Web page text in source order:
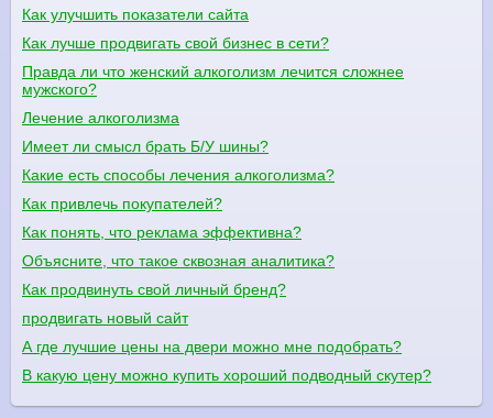
Как улучшить показатели сайта
Как лучше продвигать свой бизнес в сети?
Правда ли что женский алкоголизм лечится сложнее
мужского?
Лечение алкоголизма
Имеет ли смысл брать Б/У шины?
Какие есть способы лечения алкоголизма?
Как привлечь покупателей?
Как понять, что реклама эффективна?
Объясните, что такое сквозная аналитика?
Как продвинуть свой личный бренд?
продвигать новый сайт
А где лучшие цены на двери можно мне подобрать?
В какую цену можно купить хороший подводный скутер?